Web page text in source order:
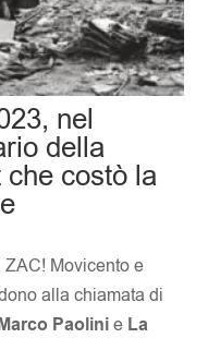
nel
della
costò la
Movicento e
alla chiamata di
Paolinie La